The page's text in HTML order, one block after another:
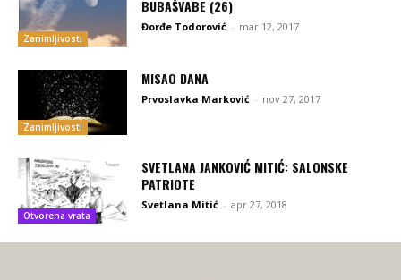
Zanimljivosti
BUBAŠVABE (26)
Đorđe Todorović - mar 12, 2017
Zanimljivosti
MISAO DANA
Prvoslavka Marković - nov 27, 2017
Otvorena vrata
SVETLANA JANKOVIĆ MITIĆ: SALONSKE
PATRIOTE
Svetlana Mitić - apr 27, 2018